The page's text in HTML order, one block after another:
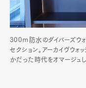
300ｍ防水のダイバーズウォ
セクション。アーカイヴウ
かだった時代をオマージュ